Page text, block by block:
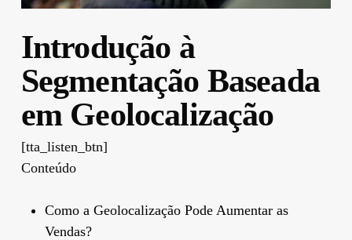
Introdução à
Segmentação Baseada
em Geolocalização
[tta_listen_btn]
Conteúdo
Como a Geolocalização Pode Aumentar as
Vendas?